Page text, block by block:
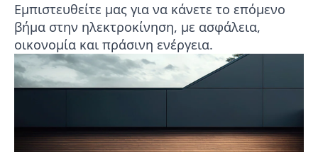
Εμπιστευθείτε μας για να κάνετε το επόμενο
βήμα στην ηλεκτροκίνηση, με ασφάλεια,
οικονομία και πράσινη ενέργεια.